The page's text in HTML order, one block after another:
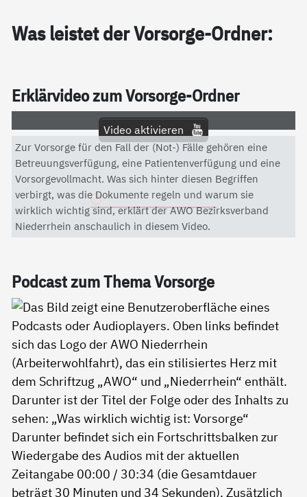
Was leis­tet der Vor­sor­ge-Ord­ner:
Er­klär­vi­deo zum Vor­sor­ge-Ord­ner
Video aktivieren
Mit dem Aktivieren des Videos akzeptieren Sie die
Datenschutzerklärung von YouTube.
Datenschutzerklärung
Zur Vorsorge für den Fall der (Not-) Fälle gehören eine
Betreuungsverfügung, eine Patientenverfügung und eine
Vorsorgevollmacht. Was sich hinter diesen Begriffen
verbirgt, was die Dokumente regeln und warum sie
wirklich wichtig sind, erklärt der AWO Bezirksverband
Niederrhein anschaulich in diesem Video.
Pod­cast zum The­ma Vor­sor­ge